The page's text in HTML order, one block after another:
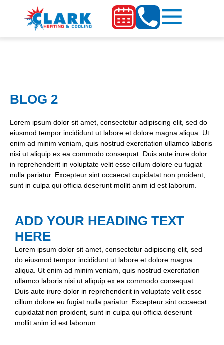
BLOG 2
Lorem ipsum dolor sit amet, consectetur adipiscing elit, sed do
eiusmod tempor incididunt ut labore et dolore magna aliqua. Ut
enim ad minim veniam, quis nostrud exercitation ullamco laboris
nisi ut aliquip ex ea commodo consequat. Duis aute irure dolor
in reprehenderit in voluptate velit esse cillum dolore eu fugiat
nulla pariatur. Excepteur sint occaecat cupidatat non proident,
sunt in culpa qui officia deserunt mollit anim id est laborum.
ADD YOUR HEADING TEXT
HERE
Lorem ipsum dolor sit amet, consectetur adipiscing elit, sed
do eiusmod tempor incididunt ut labore et dolore magna
aliqua. Ut enim ad minim veniam, quis nostrud exercitation
ullamco laboris nisi ut aliquip ex ea commodo consequat.
Duis aute irure dolor in reprehenderit in voluptate velit esse
cillum dolore eu fugiat nulla pariatur. Excepteur sint occaecat
cupidatat non proident, sunt in culpa qui officia deserunt
mollit anim id est laborum.